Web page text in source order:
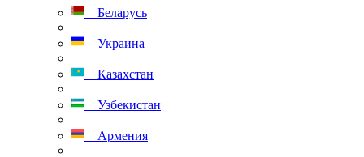
Беларусь
Украина
Казахстан
Узбекистан
Армения